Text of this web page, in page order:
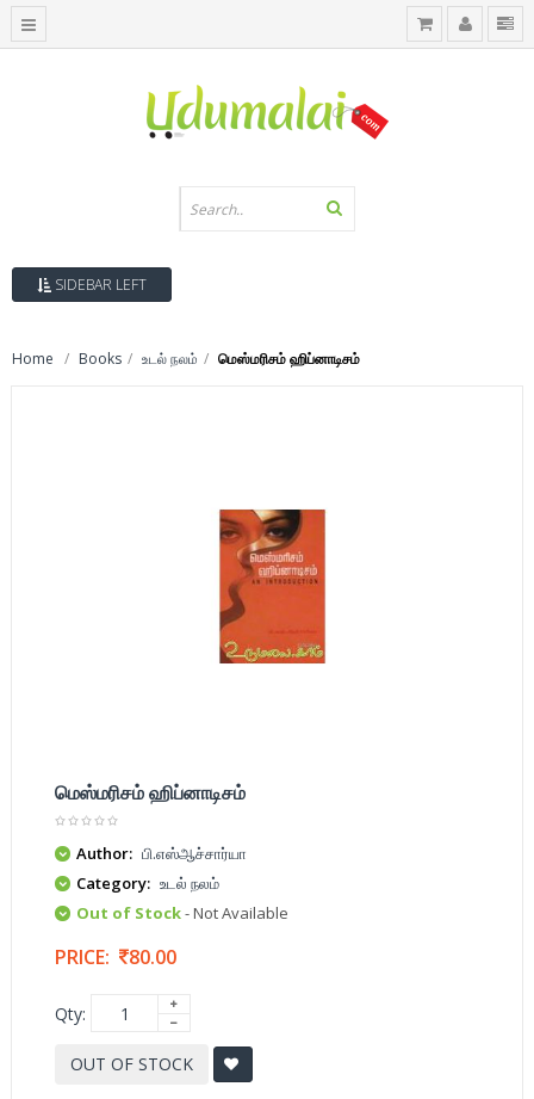
SIDEBAR LEFT
Home Books உடல் நலம் மெஸ்மரிசம் ஹிப்னாடிசம்
மெஸ்மரிசம் ஹிப்னாடிசம்
Author: பி.எஸ்ஆச்சார்யா
Category: உடல் நலம்
Out of Stock- Not Available
PRICE: 80.00
Qty:
OUT OF STOCK